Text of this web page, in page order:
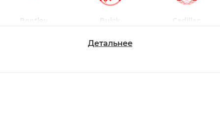
Bentley Buick Cadillac
Детальнее